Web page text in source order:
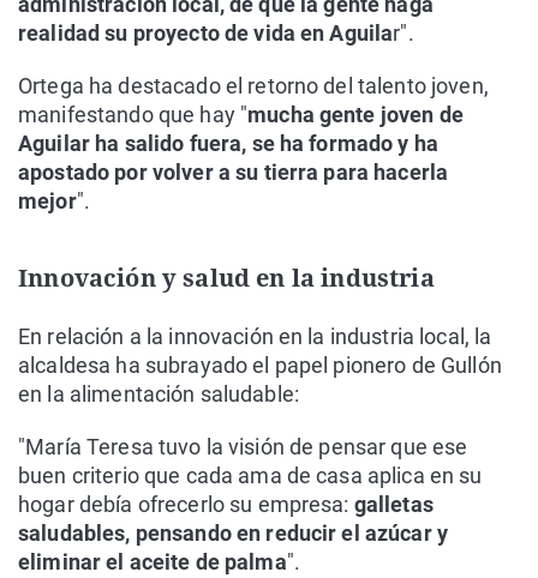
realidad su proyecto de vida en Aguilar".
Ortega ha destacado el retorno del talento joven,
manifestando que hay "mucha gente joven de
Aguilar ha salido fuera, se ha formado y ha
apostado por volver a su tierra para hacerla
mejor".
Innovación y salud en la industria
En relación a la innovación en la industria local, la
alcaldesa ha subrayado el papel pionero de Gullón
en la alimentación saludable:
"María Teresa tuvo la visión de pensar que ese
buen criterio que cada ama de casa aplica en su
hogar debía ofrecerlo su empresa: galletas
saludables, pensando en reducir el azúcar y
eliminar el aceite de palma".